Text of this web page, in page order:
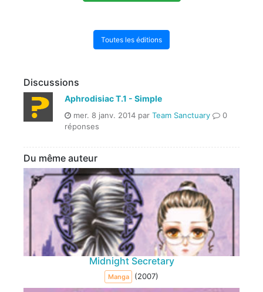
Toutes les éditions
Discussions
Aphrodisiac T.1 - Simple
mer. 8 janv. 2014 par Team Sanctuary
0
réponses
Du même auteur
Midnight Secretary
Manga (2007)